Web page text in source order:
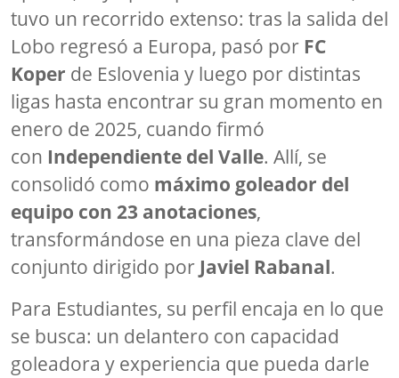
tuvo un recorrido extenso: tras la salida del
Lobo regresó a Europa, pasó por FC
Koper de Eslovenia y luego por distintas
ligas hasta encontrar su gran momento en
enero de 2025, cuando firmó
con Independiente del Valle. Allí, se
consolidó como máximo goleador del
equipo con 23 anotaciones,
transformándose en una pieza clave del
conjunto dirigido por Javiel Rabanal.
Para Estudiantes, su perfil encaja en lo que
se busca: un delantero con capacidad
goleadora y experiencia que pueda darle